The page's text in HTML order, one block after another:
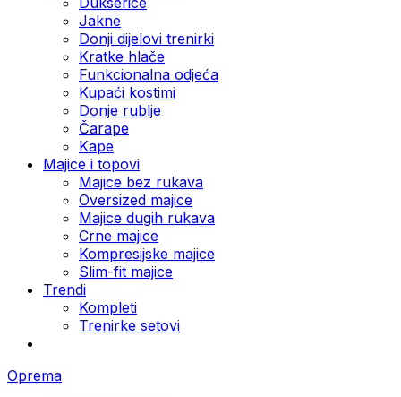
Jakne
Donji dijelovi trenirki
Kratke hlače
Funkcionalna odjeća
Kupaći kostimi
Donje rublje
Čarape
Kape
Majice i topovi
Majice bez rukava
Oversized majice
Majice dugih rukava
Crne majice
Kompresijske majice
Slim-fit majice
Trendi
Kompleti
Trenirke setovi
Oprema